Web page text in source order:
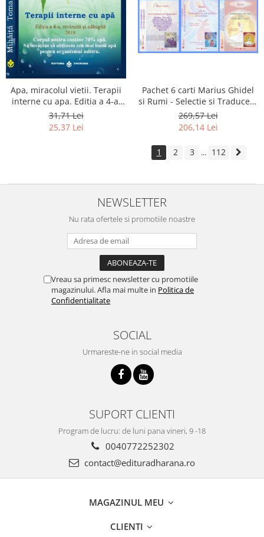
Apa, miracolul vietii. Terapii
interne cu apa. Editia a 4-a,
revizuita si adaugita.
31,71 Lei
25,37 Lei
Pachet 6 carti Marius Ghidel
si Rumi - Selectie si Traducere
de Marius Ghidel
269,57 Lei
206,14 Lei
1 2 3 ... 112
NEWSLETTER
Nu rata ofertele si promotiile noastre
Vreau sa primesc newsletter cu promotiile
magazinului. Afla mai multe in Politica de
Confidentialitate
SOCIAL
Urmareste-ne in social media
SUPORT CLIENTI
Program de lucru: de luni pana vineri, 9 -18
0040772252302
contact@edituradharana.ro
MAGAZINUL MEU
CLIENTI